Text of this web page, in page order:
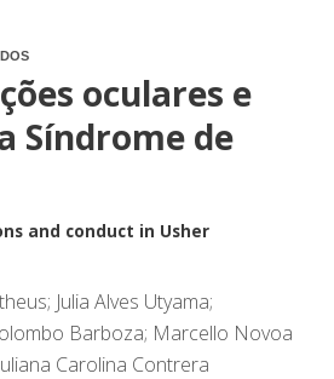
oculares e
Síndrome de
and conduct in Usher
Julia Alves Utyama;
Barboza; Marcello Novoa
Carolina Contrera